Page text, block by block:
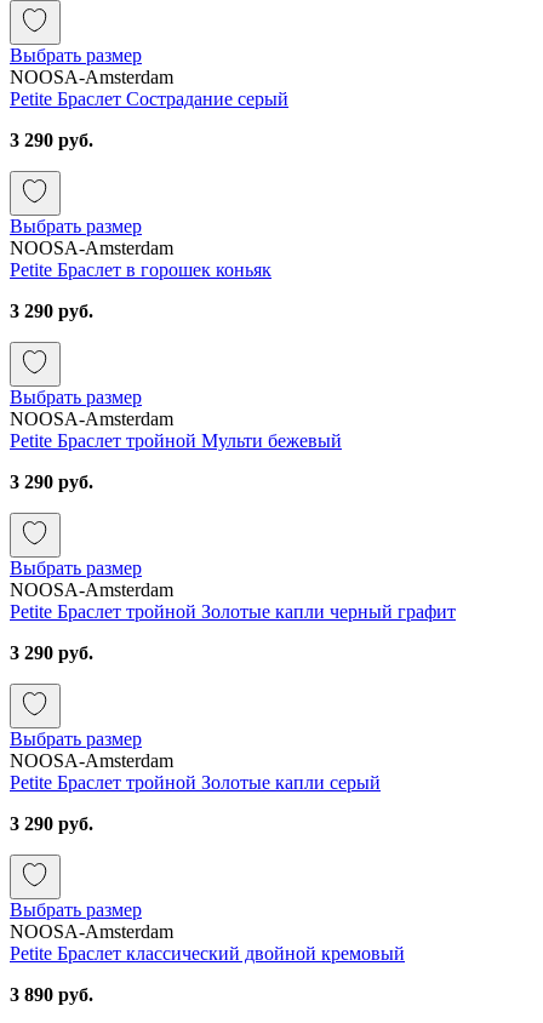
Выбрать размер
NOOSA-Amsterdam
Petite Браслет Сострадание серый
3 290 руб.
Выбрать размер
NOOSA-Amsterdam
Petite Браслет в горошек коньяк
3 290 руб.
Выбрать размер
NOOSA-Amsterdam
Petite Браслет тройной Мульти бежевый
3 290 руб.
Выбрать размер
NOOSA-Amsterdam
Petite Браслет тройной Золотые капли черный графит
3 290 руб.
Выбрать размер
NOOSA-Amsterdam
Petite Браслет тройной Золотые капли серый
3 290 руб.
Выбрать размер
NOOSA-Amsterdam
Petite Браслет классический двойной кремовый
3 890 руб.